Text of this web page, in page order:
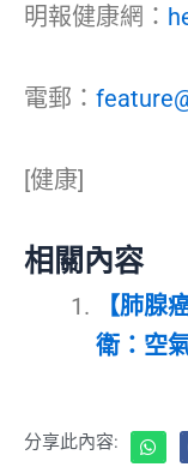
明報健康網：
電郵：
[健康]
相關內容
【肺腺
衛：空
分享此內容: